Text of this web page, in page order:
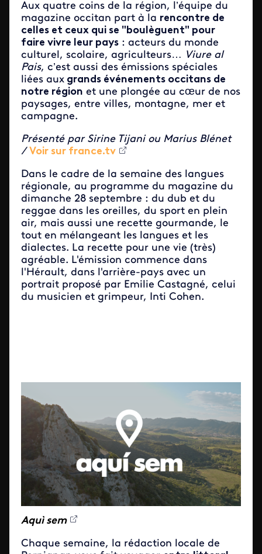
Aux quatre coins de la région, l’équipe du
magazine occitan part à la rencontre de
celles et ceux qui se "boulèguent" pour
faire vivre leur pays : acteurs du monde
culturel, scolaire, agriculteurs… Viure al
Pais, c’est aussi des émissions spéciales
liées aux grands événements occitans de
notre région et une plongée au cœur de nos
paysages, entre villes, montagne, mer et
campagne.
Présenté par Sirine Tijani ou Marius Blénet
/ Voir sur france.tv
Dans le cadre de la semaine des langues
régionale, au programme du magazine du
dimanche 28 septembre : du dub et du
reggae dans les oreilles, du sport en plein
air, mais aussi une recette gourmande, le
tout en mélangeant les langues et les
dialectes. La recette pour une vie (très)
agréable. L'émission commence dans
l'Hérault, dans l'arrière-pays avec un
portrait proposé par Emilie Castagné, celui
du musicien et grimpeur, Inti Cohen.
Aquì sem
Chaque semaine, la rédaction locale de